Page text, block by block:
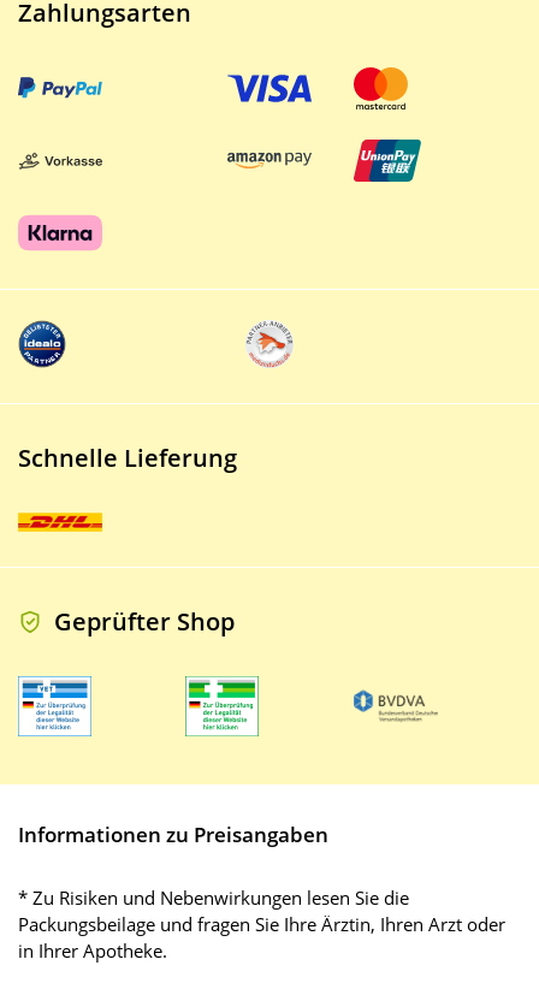
Zahlungsarten
Schnelle Lieferung
Geprüfter Shop
Informationen zu Preisangaben
* Zu Risiken und Nebenwirkungen lesen Sie die
Packungsbeilage und fragen Sie Ihre Ärztin, Ihren Arzt oder
in Ihrer Apotheke.